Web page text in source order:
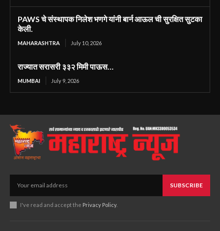
PAWS चे संस्थापक निलेश भणगे यांनी बार्न आऊल ची सुरक्षित सुटका
केली.
MAHARASHTRA July 10, 2026
राज्यात सरासरी ३३२ मिमी पाऊस…
MUMBAI July 9, 2026
SUBSCRIBE
I've read and accept the Privacy Policy.